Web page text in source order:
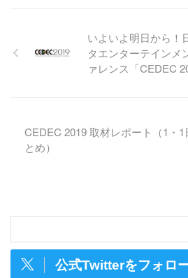
いよいよ明日から！
タエンターテインメ
ァレンス「CEDEC
CEDEC 2019 取材レポート（1・1
とめ）
公式Twitterをフォロ